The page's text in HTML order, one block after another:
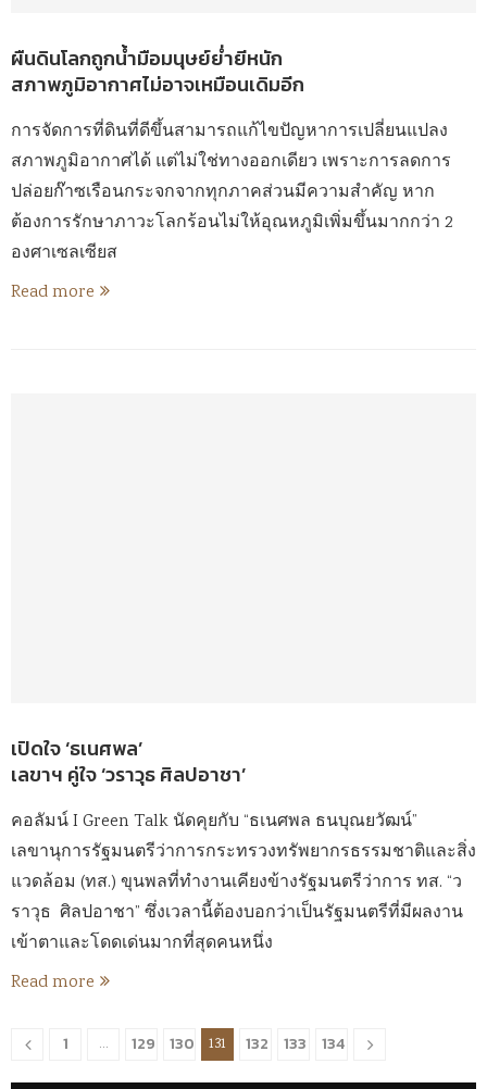
ผืนดินโลกถูกน้ำมือมนุษย์ย่ำยีหนัก
สภาพภูมิอากาศไม่อาจเหมือนเดิมอีก
การจัดการที่ดินที่ดีขึ้นสามารถแก้ไขปัญหาการเปลี่ยนแปลง
สภาพภูมิอากาศได้ แต่ไม่ใช่ทางออกเดียว เพราะการลดการ
ปล่อยก๊าซเรือนกระจกจากทุกภาคส่วนมีความสำคัญ หาก
ต้องการรักษาภาวะโลกร้อนไม่ให้อุณหภูมิเพิ่มขึ้นมากกว่า 2
องศาเซลเซียส
Read more
เปิดใจ ‘ธเนศพล’
เลขาฯ คู่ใจ ‘วราวุธ ศิลปอาชา’
คอลัมน์ I Green Talk นัดคุยกับ “ธเนศพล ธนบุณยวัฒน์”
เลขานุการรัฐมนตรีว่าการกระทรวงทรัพยากรธรรมชาติและสิ่ง
แวดล้อม (ทส.) ขุนพลที่ทำงานเคียงข้างรัฐมนตรีว่าการ ทส. “ว
ราวุธ ศิลปอาชา” ซึ่งเวลานี้ต้องบอกว่าเป็นรัฐมนตรีที่มีผลงาน
เข้าตาและโดดเด่นมากที่สุดคนหนึ่ง
Read more
1 … 129 130 131 132 133 134